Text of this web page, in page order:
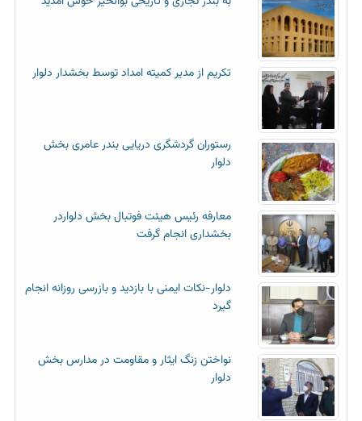
تکریم از مدیر کمیته امداد توسط بخشدار دلوار
رستوران گردشگری دریایی بندر عامری بخش
دلوار
معارفه رئیس هیئت فوتبال بخش دلواردر
بخشداری انجام گرفت
دلوار-نکات ایمنی با بازدید و بازرسی روزانه انجام
گیرد
نواختن زنگ ایثار و مقاومت در مدارس بخش
دلوار